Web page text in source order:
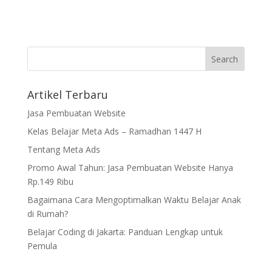
Artikel Terbaru
Jasa Pembuatan Website
Kelas Belajar Meta Ads – Ramadhan 1447 H
Tentang Meta Ads
Promo Awal Tahun: Jasa Pembuatan Website Hanya
Rp.149 Ribu
Bagaimana Cara Mengoptimalkan Waktu Belajar Anak
di Rumah?
Belajar Coding di Jakarta: Panduan Lengkap untuk
Pemula